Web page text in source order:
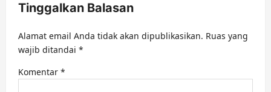
i
a
i
Tinggalkan Balasan
Alamat email Anda tidak akan dipublikasikan. Ruas yang
wajib ditandai *
Komentar *